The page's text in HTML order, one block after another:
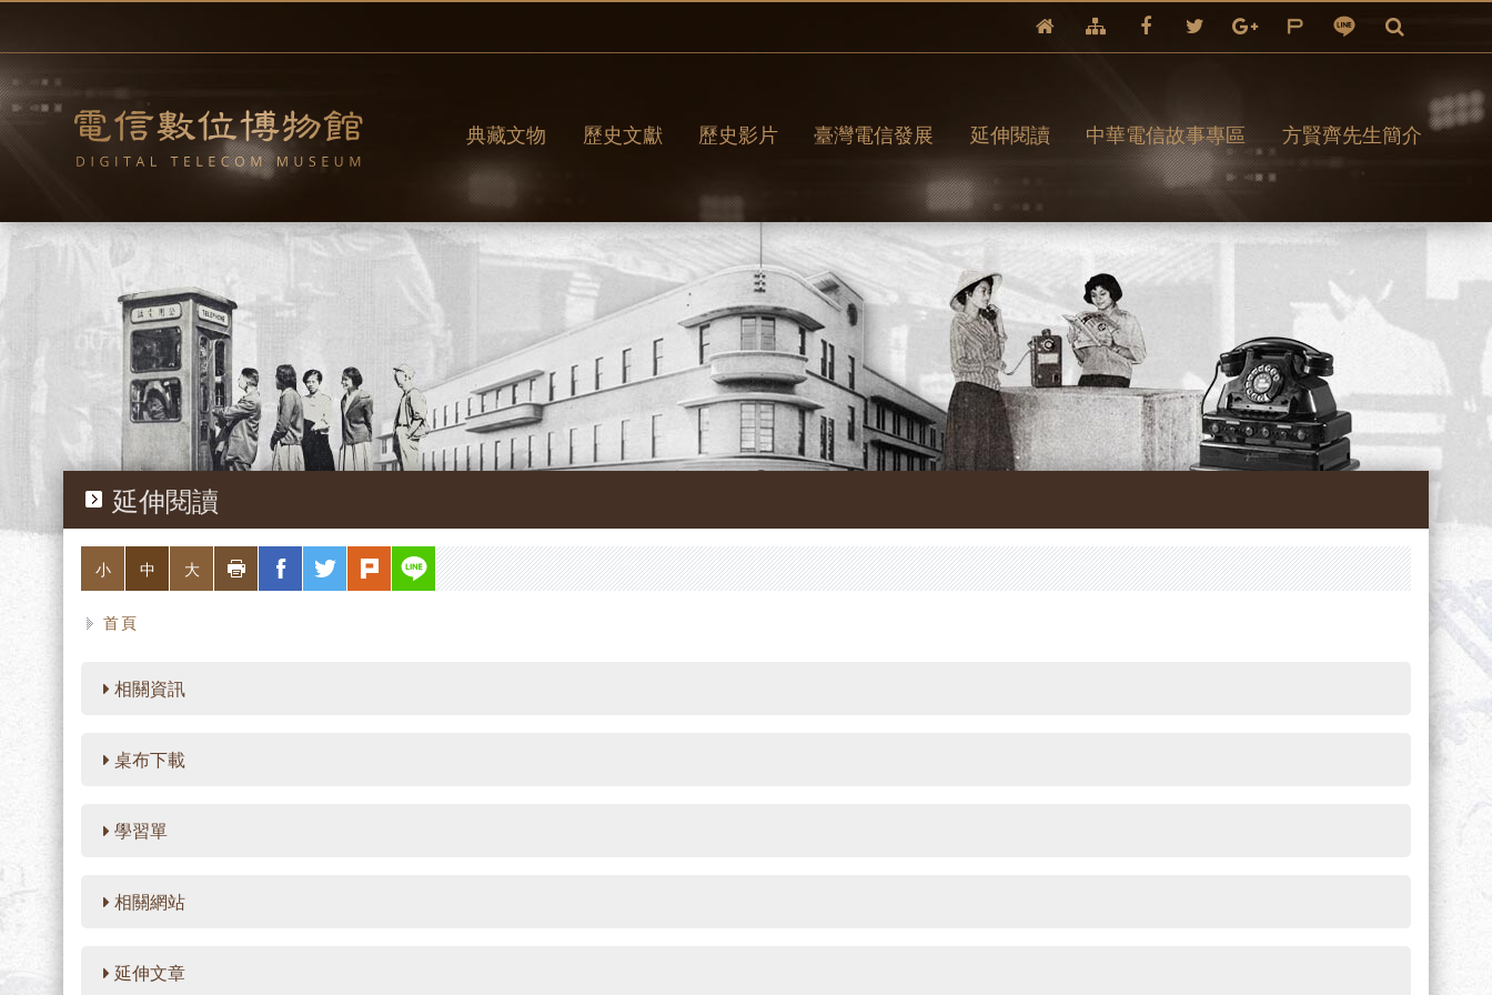
跳
要
內
容
典藏文物 歷史文獻 歷史影片 臺灣電信發展 延伸閱讀 中華電信故事專區 方賢齊先生簡介
延伸閱讀
略過字型切換，社群分享工具列
小 中 大 列印 facebook
twitter plurk line
首頁
相關資訊
桌布下載
學習單
相關網站
延伸文章